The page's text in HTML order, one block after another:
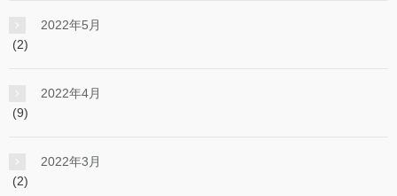
2022年5月
(2)
2022年4月
(9)
2022年3月
(2)